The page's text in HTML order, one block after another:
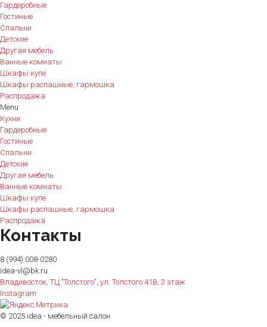
Гардеробные
Гостиные
Спальни
Детские
Другая мебель
Ванные комнаты
Шкафы купе
Шкафы распашные, гармошка
Распродажа
Menu
Кухни
Гардеробные
Гостиные
Спальни
Детские
Другая мебель
Ванные комнаты
Шкафы купе
Шкафы распашные, гармошка
Распродажа
Контакты
8 (994) 008-0280
idea-vl@bk.ru
Владивосток, ТЦ "Толстого", ул. Толстого 41В, 3 этаж
Instagram
© 2025 idea - мебельный салон